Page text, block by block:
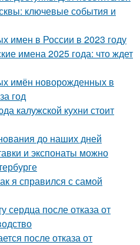
ключевые события и
имен в России в 2023 году
имена 2025 года: что ждет
имён новорожденных в
год
калужской кухни стоит
до наших дней
и экспонаты можно
я справился с самой
сердца после отказа от
после отказа от